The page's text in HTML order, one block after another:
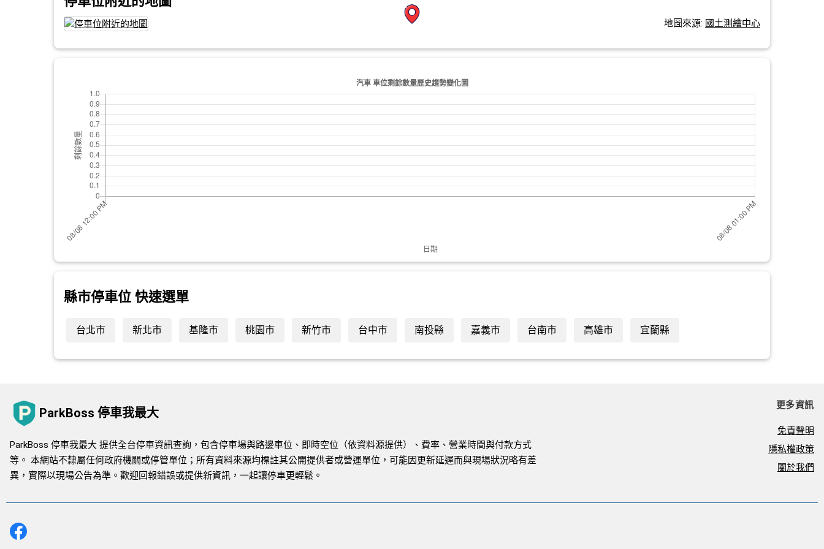
地圖來源: 國土測繪中心
縣市停車位 快速選單
台北市 新北市 基隆市 桃園市 新竹市 台中市 南投縣 嘉義市 台南市 高雄市 宜蘭縣
ParkBoss 停車我最大
ParkBoss 停車我最大 提供全台停車資訊查詢，包含停車場與路邊車位、即時空位（依資料源提供）、費率、營業時間與付款方式
等。 本網站不隸屬任何政府機關或停管單位；所有資料來源均標註其公開提供者或營運單位，可能因更新延遲而與現場狀況略有差
異，實際以現場公告為準。歡迎回報錯誤或提供新資訊，一起讓停車更輕鬆。
更多資訊
免責聲明
隱私權政策
關於我們